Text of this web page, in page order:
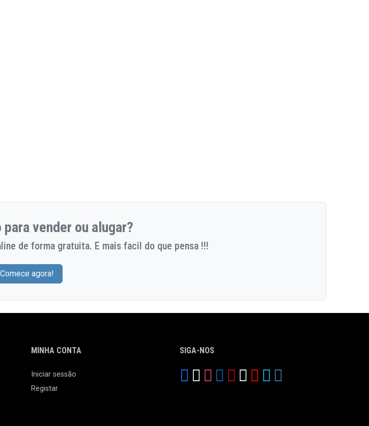
vender ou alugar?
de forma gratuita. E mais facil do que pensa !!!
Comece agora!
MINHA CONTA
Iniciar sessão
Registar
SIGA-NOS